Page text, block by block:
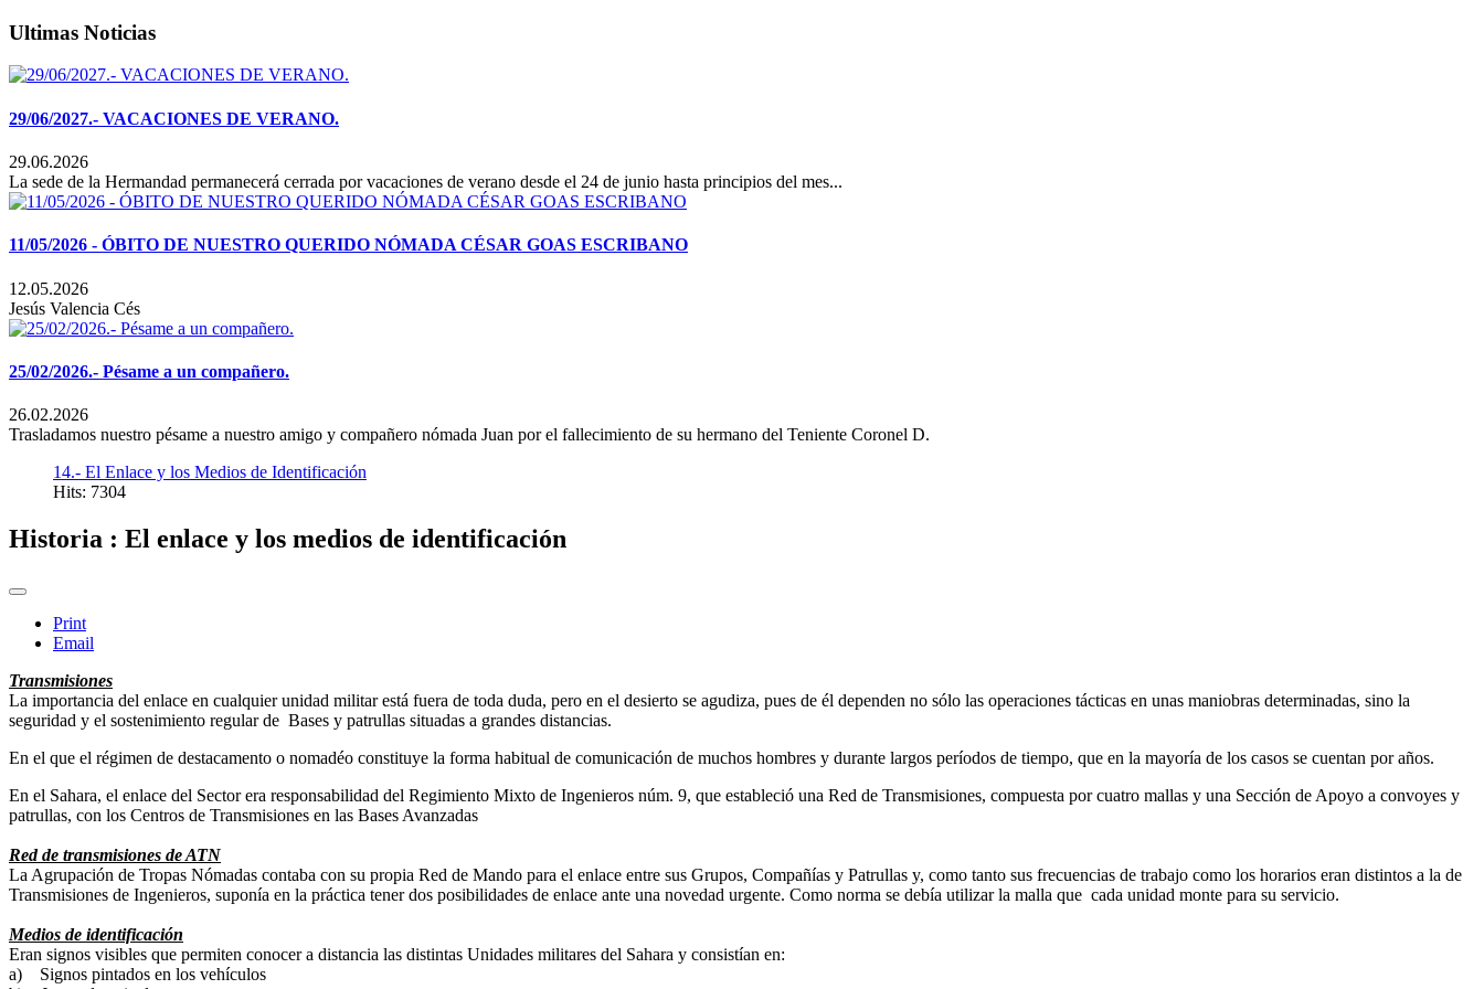
Ultimas Noticias
29/06/2027.- VACACIONES DE VERANO.
29.06.2026
La sede de la Hermandad permanecerá cerrada por vacaciones de verano desde el 24 de junio hasta principios del mes...
11/05/2026 - ÓBITO DE NUESTRO QUERIDO NÓMADA CÉSAR GOAS ESCRIBANO
12.05.2026
Jesús Valencia Cés
25/02/2026.- Pésame a un compañero.
26.02.2026
Trasladamos nuestro pésame a nuestro amigo y compañero nómada Juan por el fallecimiento de su hermano del Teniente Coronel D.
14.- El Enlace y los Medios de Identificación
Hits: 7304
Historia : El enlace y los medios de identificación
Print
Email
Transmisiones
La importancia del enlace en cualquier unidad militar está fuera de toda duda, pero en el desierto se agudiza, pues de él dependen no sólo las operaciones tácticas en unas maniobras determinadas, sino la
seguridad y el sostenimiento regular de Bases y patrullas situadas a grandes distancias.
En el que el régimen de destacamento o nomadéo constituye la forma habitual de comunicación de muchos hombres y durante largos períodos de tiempo, que en la mayoría de los casos se cuentan por años.
En el Sahara, el enlace del Sector era responsabilidad del Regimiento Mixto de Ingenieros núm. 9, que estableció una Red de Transmisiones, compuesta por cuatro mallas y una Sección de Apoyo a convoyes y
patrullas, con los Centros de Transmisiones en las Bases Avanzadas
Red de transmisiones de ATN
La Agrupación de Tropas Nómadas contaba con su propia Red de Mando para el enlace entre sus Grupos, Compañías y Patrullas y, como tanto sus frecuencias de trabajo como los horarios eran distintos a la de
Transmisiones de Ingenieros, suponía en la práctica tener dos posibilidades de enlace ante una novedad urgente. Como norma se debía utilizar la malla que cada unidad monte para su servicio.
Medios de identificación
Eran signos visibles que permiten conocer a distancia las distintas Unidades militares del Sahara y consistían en:
a) Signos pintados en los vehículos